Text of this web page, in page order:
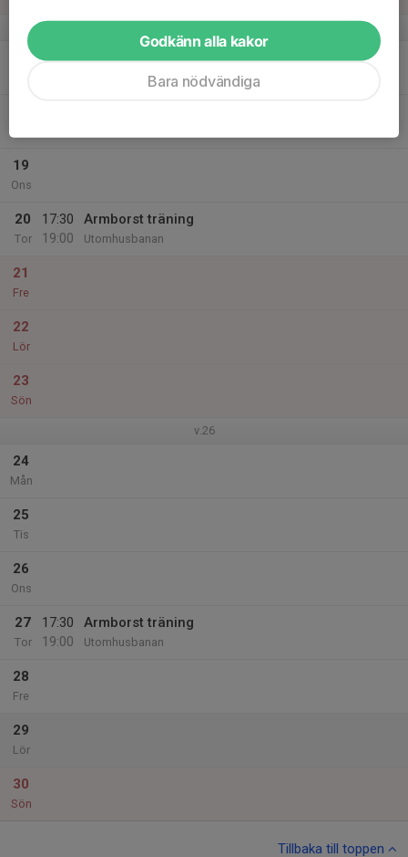
19
Ons
20
Tor
17:30
19:00
Armborst träning
Utomhusbanan
21
Fre
22
Lör
23
Sön
v.26
24
Mån
25
Tis
26
Ons
27
Tor
17:30
19:00
Armborst träning
Utomhusbanan
28
Fre
29
Lör
30
Sön
Tillbaka till toppen
Godkänn alla kakor
Bara nödvändiga